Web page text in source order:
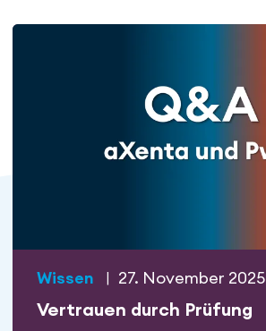
Wissen | 27. November 2025
Vertrauen durch Prüfung